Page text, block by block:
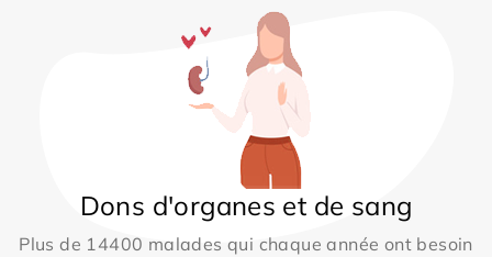
Dons d'organes et de sang
Plus de 14400 malades qui chaque année ont besoin